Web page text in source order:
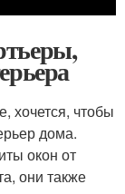
хочется, чтобы
дома.
окон от
они также